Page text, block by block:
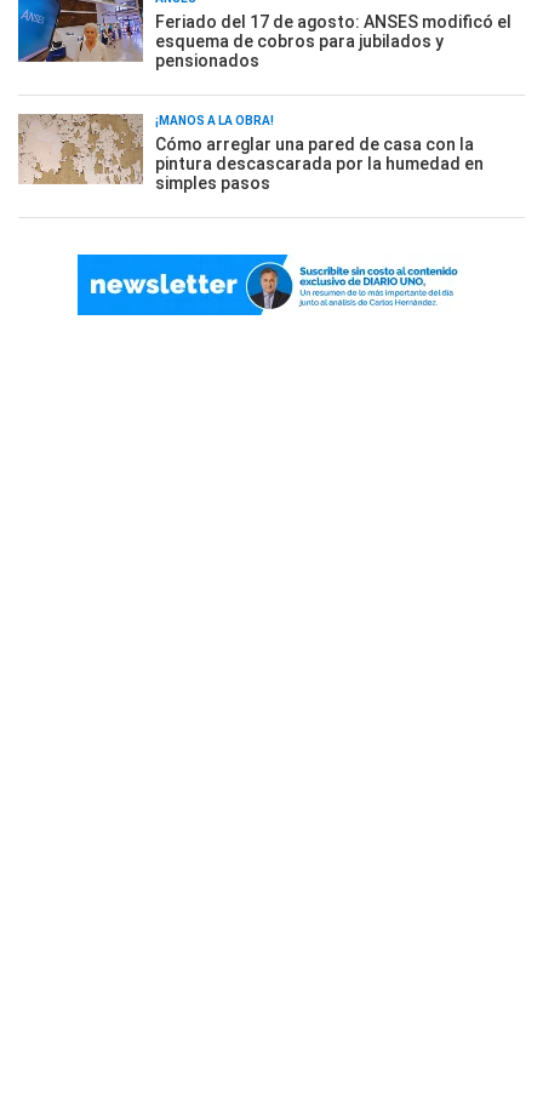
Feriado del 17 de agosto: ANSES modificó el
esquema de cobros para jubilados y
pensionados
¡MANOS A LA OBRA!
Cómo arreglar una pared de casa con la
pintura descascarada por la humedad en
simples pasos